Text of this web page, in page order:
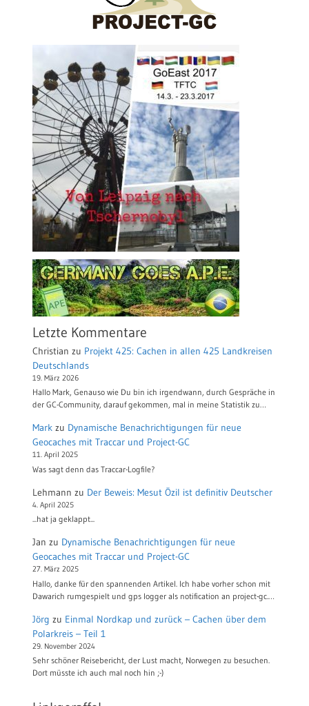
Letzte Kommentare
Christian zu Projekt 425: Cachen in allen 425 Landkreisen
Deutschlands
19. März 2026
Hallo Mark, Genauso wie Du bin ich irgendwann, durch Gespräche in
der GC-Community, darauf gekommen, mal in meine Statistik zu…
Mark zu Dynamische Benachrichtigungen für neue
Geocaches mit Traccar und Project-GC
11. April 2025
Was sagt denn das Traccar-Logfile?
Lehmann zu Der Beweis: Mesut Özil ist definitiv Deutscher
4. April 2025
...hat ja geklappt...
Jan zu Dynamische Benachrichtigungen für neue
Geocaches mit Traccar und Project-GC
27. März 2025
Hallo, danke für den spannenden Artikel. Ich habe vorher schon mit
Dawarich rumgespielt und gps logger als notification an project-gc.…
Jörg zu Einmal Nordkap und zurück – Cachen über dem
Polarkreis – Teil 1
29. November 2024
Sehr schöner Reisebericht, der Lust macht, Norwegen zu besuchen.
Dort müsste ich auch mal noch hin ;-)